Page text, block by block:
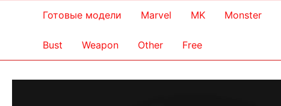
Готовые модели Marvel MK Monster
Bust Weapon Other Free